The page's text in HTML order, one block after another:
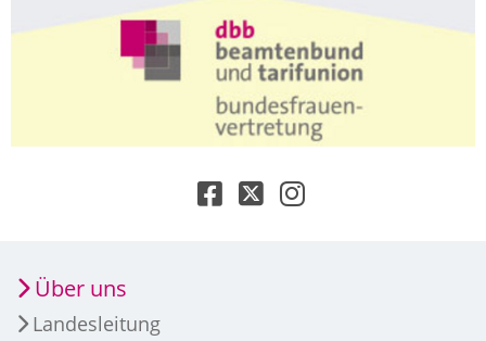
Über uns
Landesleitung